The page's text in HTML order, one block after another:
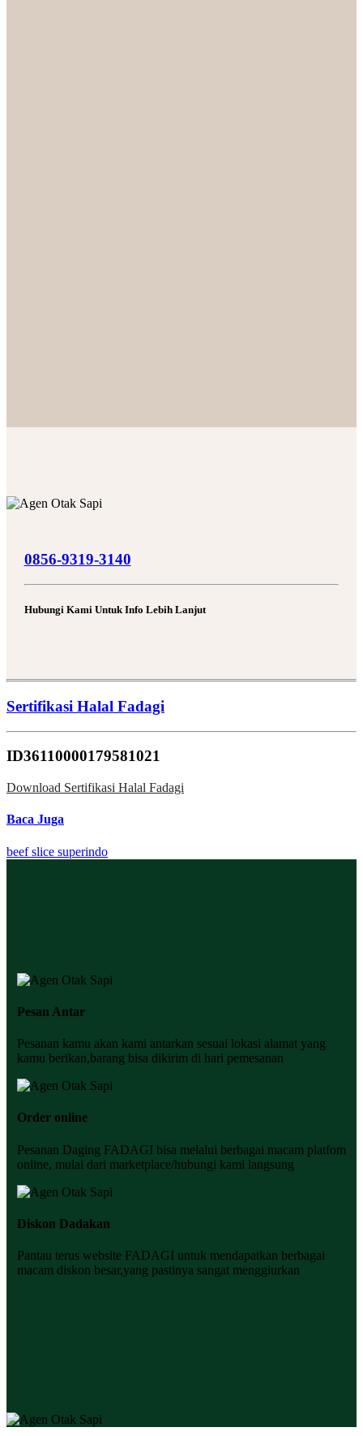
0856-9319-3140
Hubungi Kami Untuk Info Lebih Lanjut
Sertifikasi Halal Fadagi
ID36110000179581021
Download Sertifikasi Halal Fadagi
Baca Juga
beef slice superindo
Pesan Antar
Pesanan kamu akan kami antarkan sesuai lokasi alamat yang
kamu berikan,barang bisa dikirim di hari pemesanan
Order online
Pesanan Daging FADAGI bisa melalui berbagai macam platfom
online, mulai dari marketplace/hubungi kami langsung
Diskon Dadakan
Pantau terus website FADAGI untuk mendapatkan berbagai
macam diskon besar,yang pastinya sangat menggiurkan